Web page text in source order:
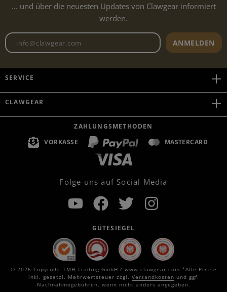
... und über die neuesten Updates von Clawgear informiert
werden.
Newsletter E-Mail-Adresse
ANMELDEN
SERVICE
CLAWGEAR
ZAHLUNGSMETHODEN
VORKASSE
MASTERCARD
Folge uns auf Social Media
GÜTESIEGEL
© 2026 Copyright TMH Trading GmbH / www.clawgear.com *Alle Preise
inkl. gesetzl. Mehrwertsteuer zzgl. Versandkosten und ggf.
Nachnahmegebühren, wenn nicht anders angegeben.